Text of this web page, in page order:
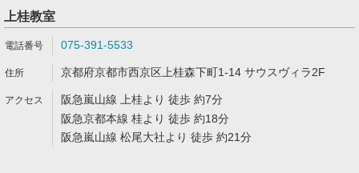
上桂教室
075-391-5533
京都府京都市西京区上桂森下町1-14 サウスヴィラ2F
阪急嵐山線 上桂より 徒歩 約7分
阪急京都本線 桂より 徒歩 約18分
阪急嵐山線 松尾大社より 徒歩 約21分